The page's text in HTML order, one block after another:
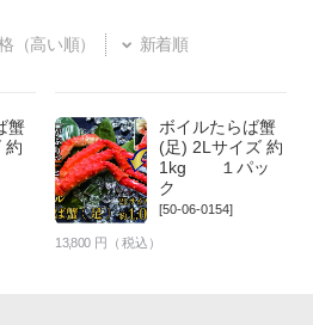
（高い順） 新着順
蟹
約
ボイルたらば蟹
(足) 2Lサイズ 約
1kg １パッ
ク
[50-06-0154]
13,800 円（税込）